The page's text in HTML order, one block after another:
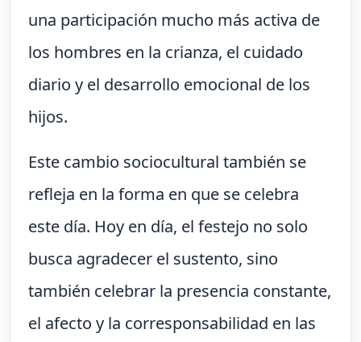
una participación mucho más activa de
los hombres en la crianza, el cuidado
diario y el desarrollo emocional de los
hijos.
Este cambio sociocultural también se
refleja en la forma en que se celebra
este día. Hoy en día, el festejo no solo
busca agradecer el sustento, sino
también celebrar la presencia constante,
el afecto y la corresponsabilidad en las